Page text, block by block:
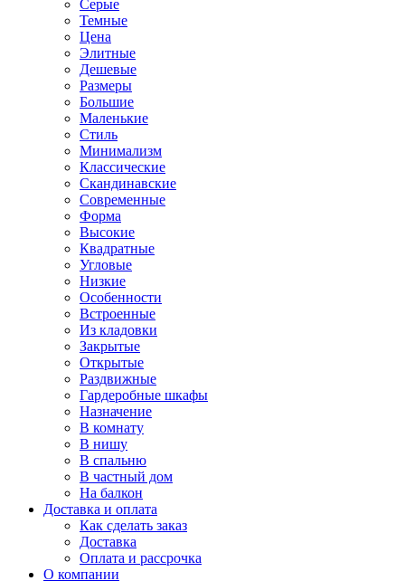
Серые
Темные
Цена
Элитные
Дешевые
Размеры
Большие
Маленькие
Стиль
Минимализм
Классические
Скандинавские
Современные
Форма
Высокие
Квадратные
Угловые
Низкие
Особенности
Встроенные
Из кладовки
Закрытые
Открытые
Раздвижные
Гардеробные шкафы
Назначение
В комнату
В нишу
В спальню
В частный дом
На балкон
Доставка и оплата
Как сделать заказ
Доставка
Оплата и рассрочка
О компании